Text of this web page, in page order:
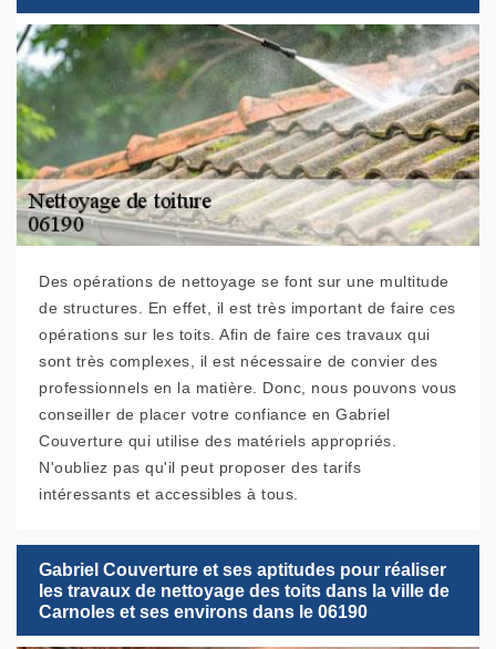
Des opérations de nettoyage se font sur une multitude
de structures. En effet, il est très important de faire ces
opérations sur les toits. Afin de faire ces travaux qui
sont très complexes, il est nécessaire de convier des
professionnels en la matière. Donc, nous pouvons vous
conseiller de placer votre confiance en Gabriel
Couverture qui utilise des matériels appropriés.
N'oubliez pas qu'il peut proposer des tarifs
intéressants et accessibles à tous.
Gabriel Couverture et ses aptitudes pour réaliser
les travaux de nettoyage des toits dans la ville de
Carnoles et ses environs dans le 06190